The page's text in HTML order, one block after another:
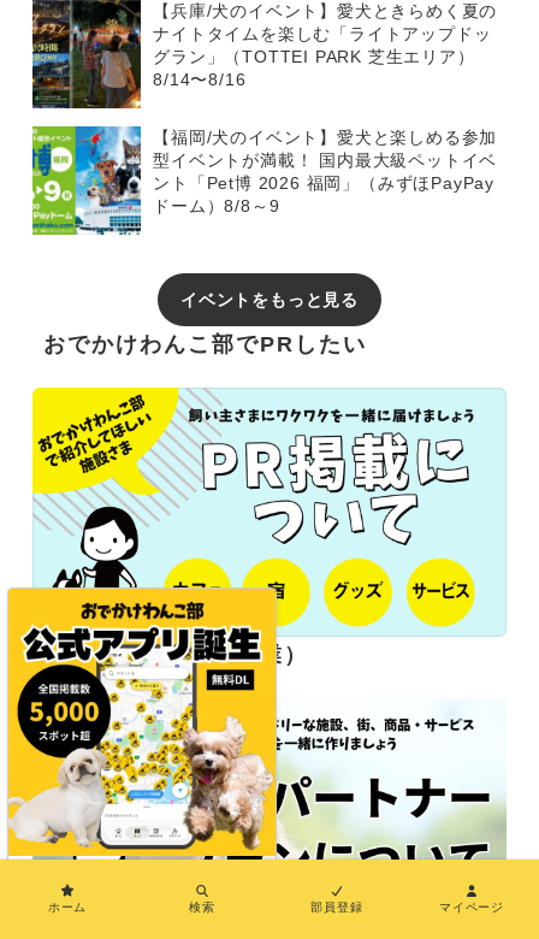
【兵庫/犬のイベント】愛犬ときらめく夏の
ナイトタイムを楽しむ「ライトアップドッ
グラン」（TOTTEI PARK 芝生エリア）
8/14〜8/16
【福岡/犬のイベント】愛犬と楽しめる参加
型イベントが満載！ 国内最大級ペットイベ
ント「Pet博 2026 福岡」（みずほPayPay
ドーム）8/8～9
イベントをもっと見る
おでかけわんこ部でPRしたい
長期パートナー（協業）
ホーム 検索 部員登録 マイページ